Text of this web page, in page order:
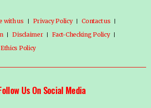
with us Privacy Policy
Contact us
Disclaimer
Fact-Checking Policy
Ethics Policy
Us On Social Media